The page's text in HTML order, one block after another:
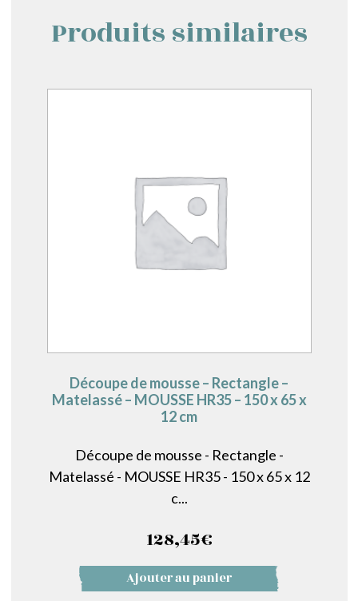
Produits similaires
Découpe de mousse – Rectangle –
Matelassé – MOUSSE HR35 – 150 x 65 x
12 cm
Découpe de mousse - Rectangle -
Matelassé - MOUSSE HR35 - 150 x 65 x 12
c...
128,45€
Ajouter au panier